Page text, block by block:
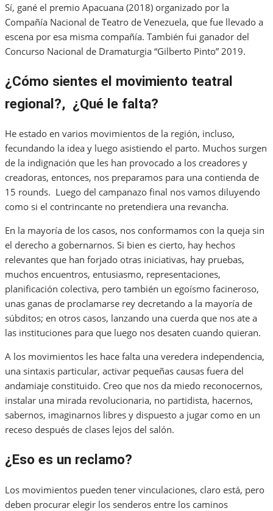
Sí, gané el premio Apacuana (2018) organizado por la
Compañía Nacional de Teatro de Venezuela, que fue llevado a
escena por esa misma compañía. También fui ganador del
Concurso Nacional de Dramaturgia “Gilberto Pinto” 2019.
¿Cómo sientes el movimiento teatral
regional?, ¿Qué le falta?
He estado en varios movimientos de la región, incluso,
fecundando la idea y luego asistiendo el parto. Muchos surgen
de la indignación que les han provocado a los creadores y
creadoras, entonces, nos preparamos para una contienda de
15 rounds. Luego del campanazo final nos vamos diluyendo
como si el contrincante no pretendiera una revancha.
En la mayoría de los casos, nos conformamos con la queja sin
el derecho a gobernarnos. Si bien es cierto, hay hechos
relevantes que han forjado otras iniciativas, hay pruebas,
muchos encuentros, entusiasmo, representaciones,
planificación colectiva, pero también un egoísmo facineroso,
unas ganas de proclamarse rey decretando a la mayoría de
súbditos; en otros casos, lanzando una cuerda que nos ate a
las instituciones para que luego nos desaten cuando quieran.
A los movimientos les hace falta una veredera independencia,
una sintaxis particular, activar pequeñas causas fuera del
andamiaje constituido. Creo que nos da miedo reconocernos,
instalar una mirada revolucionaria, no partidista, hacernos,
sabernos, imaginarnos libres y dispuesto a jugar como en un
receso después de clases lejos del salón.
¿Eso es un reclamo?
Los movimientos pueden tener vinculaciones, claro está, pero
deben procurar elegir los senderos entre los caminos